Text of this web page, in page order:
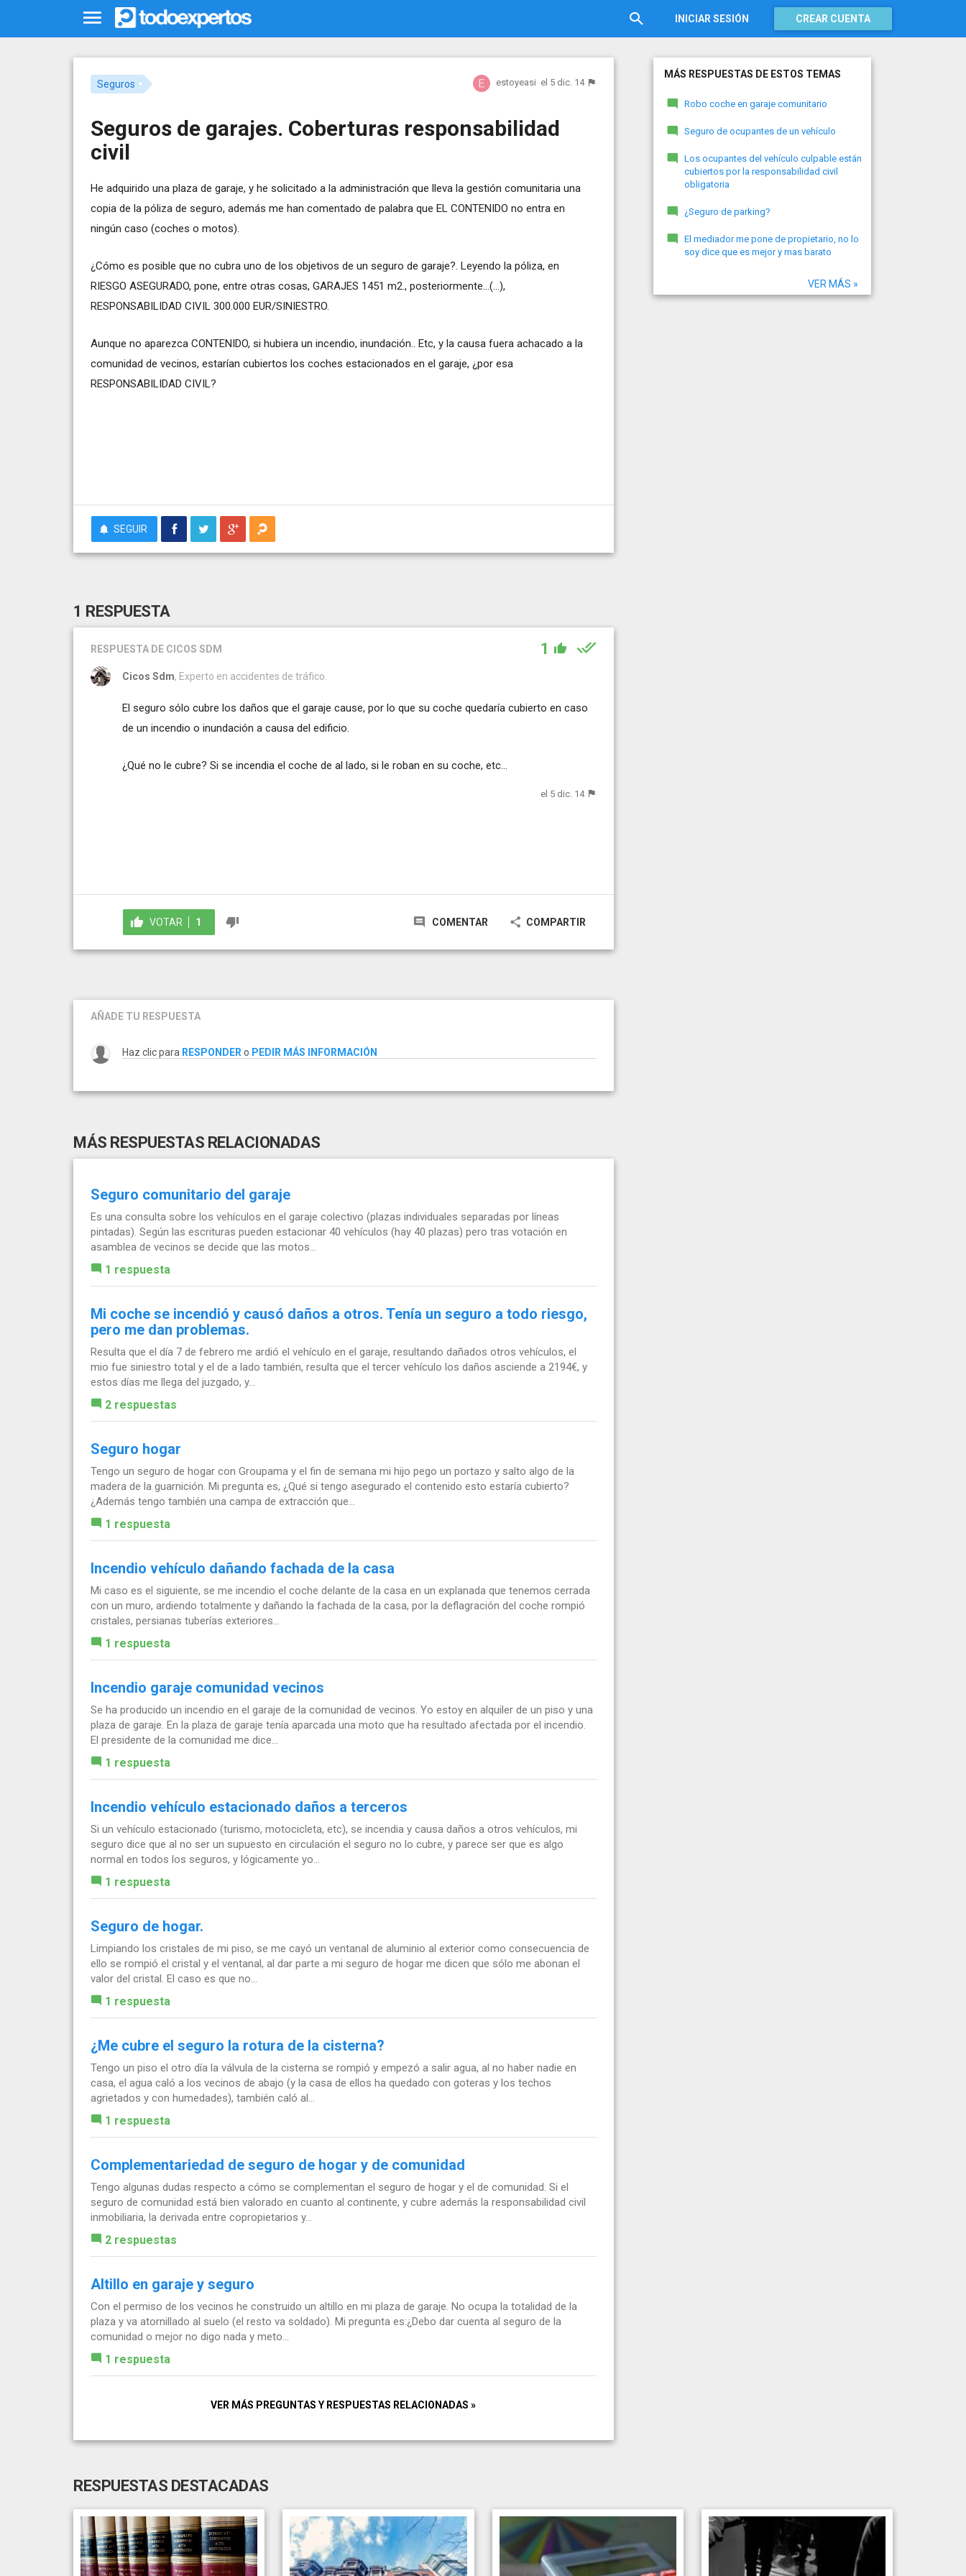
INICIAR SESIÓN CREAR CUENTA
Seguros estoyeasi el 5 dic. 14
Seguros de garajes. Coberturas responsabilidad
civil
He adquirido una plaza de garaje, y he solicitado a la administración que lleva la gestión comunitaria una
copia de la póliza de seguro, además me han comentado de palabra que EL CONTENIDO no entra en
ningún caso (coches o motos).
¿Cómo es posible que no cubra uno de los objetivos de un seguro de garaje?. Leyendo la póliza, en
RIESGO ASEGURADO, pone, entre otras cosas, GARAJES 1451 m2., posteriormente...(...),
RESPONSABILIDAD CIVIL 300.000 EUR/SINIESTRO.
Aunque no aparezca CONTENIDO, si hubiera un incendio, inundación.. Etc, y la causa fuera achacado a la
comunidad de vecinos, estarían cubiertos los coches estacionados en el garaje, ¿por esa
RESPONSABILIDAD CIVIL?
SEGUIR
1 RESPUESTA
RESPUESTA DE CICOS SDM 1
Cicos Sdm, Experto en accidentes de tráfico.
El seguro sólo cubre los daños que el garaje cause, por lo que su coche quedaría cubierto en caso
de un incendio o inundación a causa del edificio.
¿Qué no le cubre? Si se incendia el coche de al lado, si le roban en su coche, etc...
el 5 dic. 14
VOTAR 1 COMENTAR COMPARTIR
AÑADE TU RESPUESTA
Haz clic para RESPONDER o PEDIR MÁS INFORMACIÓN
MÁS RESPUESTAS RELACIONADAS
Seguro comunitario del garaje
Es una consulta sobre los vehículos en el garaje colectivo (plazas individuales separadas por líneas
pintadas). Según las escrituras pueden estacionar 40 vehículos (hay 40 plazas) pero tras votación en
asamblea de vecinos se decide que las motos...
1 respuesta
Mi coche se incendió y causó daños a otros. Tenía un seguro a todo riesgo,
pero me dan problemas.
Resulta que el día 7 de febrero me ardió el vehículo en el garaje, resultando dañados otros vehículos, el
mio fue siniestro total y el de a lado también, resulta que el tercer vehículo los daños asciende a 2194€, y
estos días me llega del juzgado, y...
2 respuestas
Seguro hogar
Tengo un seguro de hogar con Groupama y el fin de semana mi hijo pego un portazo y salto algo de la
madera de la guarnición. Mi pregunta es, ¿Qué si tengo asegurado el contenido esto estaría cubierto?
¿Además tengo también una campa de extracción que...
1 respuesta
Incendio vehículo dañando fachada de la casa
Mi caso es el siguiente, se me incendio el coche delante de la casa en un explanada que tenemos cerrada
con un muro, ardiendo totalmente y dañando la fachada de la casa, por la deflagración del coche rompió
cristales, persianas tuberías exteriores...
1 respuesta
Incendio garaje comunidad vecinos
Se ha producido un incendio en el garaje de la comunidad de vecinos. Yo estoy en alquiler de un piso y una
plaza de garaje. En la plaza de garaje tenía aparcada una moto que ha resultado afectada por el incendio.
El presidente de la comunidad me dice...
1 respuesta
Incendio vehículo estacionado daños a terceros
Si un vehículo estacionado (turismo, motocicleta, etc), se incendia y causa daños a otros vehículos, mi
seguro dice que al no ser un supuesto en circulación el seguro no lo cubre, y parece ser que es algo
normal en todos los seguros, y lógicamente yo...
1 respuesta
Seguro de hogar.
Limpiando los cristales de mi piso, se me cayó un ventanal de aluminio al exterior como consecuencia de
ello se rompió el cristal y el ventanal, al dar parte a mi seguro de hogar me dicen que sólo me abonan el
valor del cristal. El caso es que no...
1 respuesta
¿Me cubre el seguro la rotura de la cisterna?
Tengo un piso el otro día la válvula de la cisterna se rompió y empezó a salir agua, al no haber nadie en
casa, el agua caló a los vecinos de abajo (y la casa de ellos ha quedado con goteras y los techos
agrietados y con humedades), también caló al...
1 respuesta
Complementariedad de seguro de hogar y de comunidad
Tengo algunas dudas respecto a cómo se complementan el seguro de hogar y el de comunidad. Si el
seguro de comunidad está bien valorado en cuanto al continente, y cubre además la responsabilidad civil
inmobiliaria, la derivada entre copropietarios y...
2 respuestas
Altillo en garaje y seguro
Con el permiso de los vecinos he construido un altillo en mi plaza de garaje. No ocupa la totalidad de la
plaza y va atornillado al suelo (el resto va soldado). Mi pregunta es:¿Debo dar cuenta al seguro de la
comunidad o mejor no digo nada y meto...
1 respuesta
VER MÁS PREGUNTAS Y RESPUESTAS RELACIONADAS »
MÁS RESPUESTAS DE ESTOS TEMAS
Robo coche en garaje comunitario
Seguro de ocupantes de un vehículo
Los ocupantes del vehículo culpable están
cubiertos por la responsabilidad civil
obligatoria
¿Seguro de parking?
El mediador me pone de propietario, no lo
soy dice que es mejor y mas barato
VER MÁS »
RESPUESTAS DESTACADAS